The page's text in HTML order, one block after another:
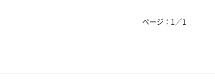
ページ： 1 ／1